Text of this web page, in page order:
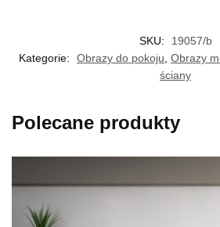
SKU:
19057/b
Kategorie:
Obrazy do pokoju Obrazy
ściany
Polecane produkty